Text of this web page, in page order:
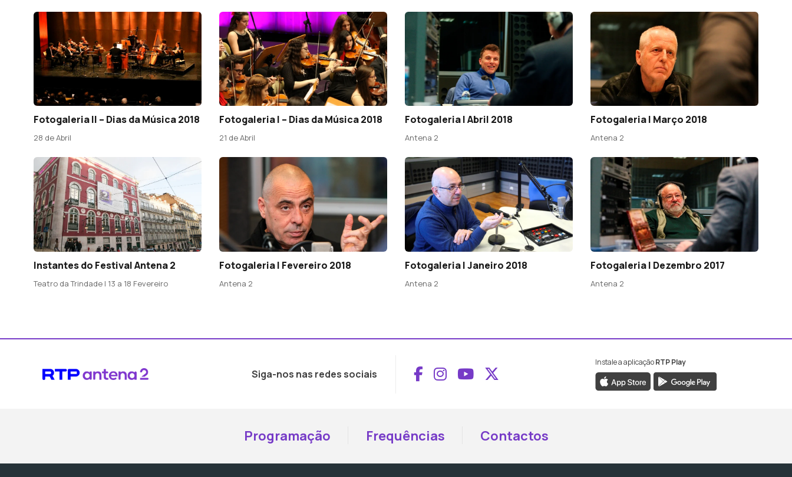
Fotogaleria II – Dias da Música 2018
28 de Abril
Fotogaleria I – Dias da Música 2018
21 de Abril
Fotogaleria | Abril 2018
Antena 2
Fotogaleria | Março 2018
Antena 2
Instantes do Festival Antena 2
Teatro da Trindade | 13 a 18 Fevereiro
Fotogaleria | Fevereiro 2018
Antena 2
Fotogaleria | Janeiro 2018
Antena 2
Fotogaleria | Dezembro 2017
Antena 2
Siga-nos nas redes sociais Aceder ao Facebook da RTP Antena 2
Aceder ao Instagram da RTP Antena 2
Aceder ao YouTube da RTP Antena 2
Aceder ao X da RTP Antena 2
Instale a aplicaçãoRTP Play
Programação Frequências Contactos